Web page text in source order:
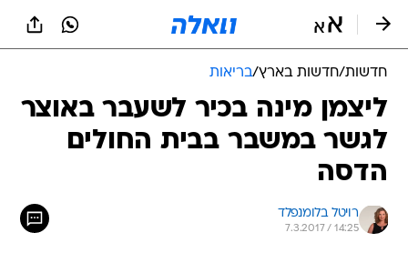
חדשות/חדשות בארץ/בריאות
ליצמן מינה בכיר לשעבר באוצר
לגשר במשבר בבית החולים
הדסה
רויטל בלומנפלד
7.3.2017 / 14:25